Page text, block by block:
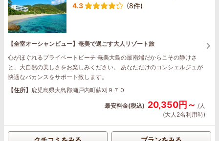
4.3
(8件)
【全室オーシャンビュー】奄美で過ごす大人リゾート旅
心がほぐれるプライベートビーチ 奄美大島の最南端だからこその静けさ
と、大自然の美しさをお楽しみください。 あなただけのコンシェルジュが
快適なバカンスをサポート致します。
【住所】 鹿児島県大島郡瀬戸内町蘇刈９７０
最安料金(税込) 20,350円～ /人
(大人2名利用時)